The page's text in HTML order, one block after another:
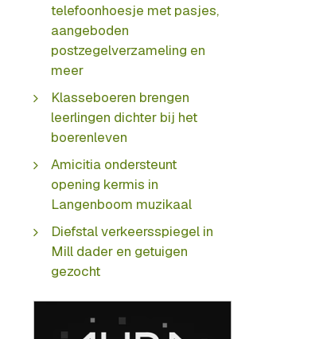
telefoonhoesje met pasjes,
aangeboden
postzegelverzameling en
meer
Klasseboeren brengen
leerlingen dichter bij het
boerenleven
Amicitia ondersteunt
opening kermis in
Langenboom muzikaal
Diefstal verkeersspiegel in
Mill dader en getuigen
gezocht